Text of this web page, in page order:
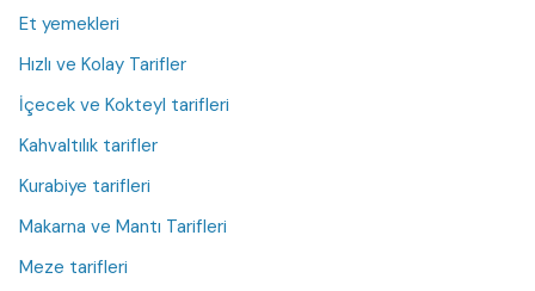
Et yemekleri
Hızlı ve Kolay Tarifler
İçecek ve Kokteyl tarifleri
Kahvaltılık tarifler
Kurabiye tarifleri
Makarna ve Mantı Tarifleri
Meze tarifleri